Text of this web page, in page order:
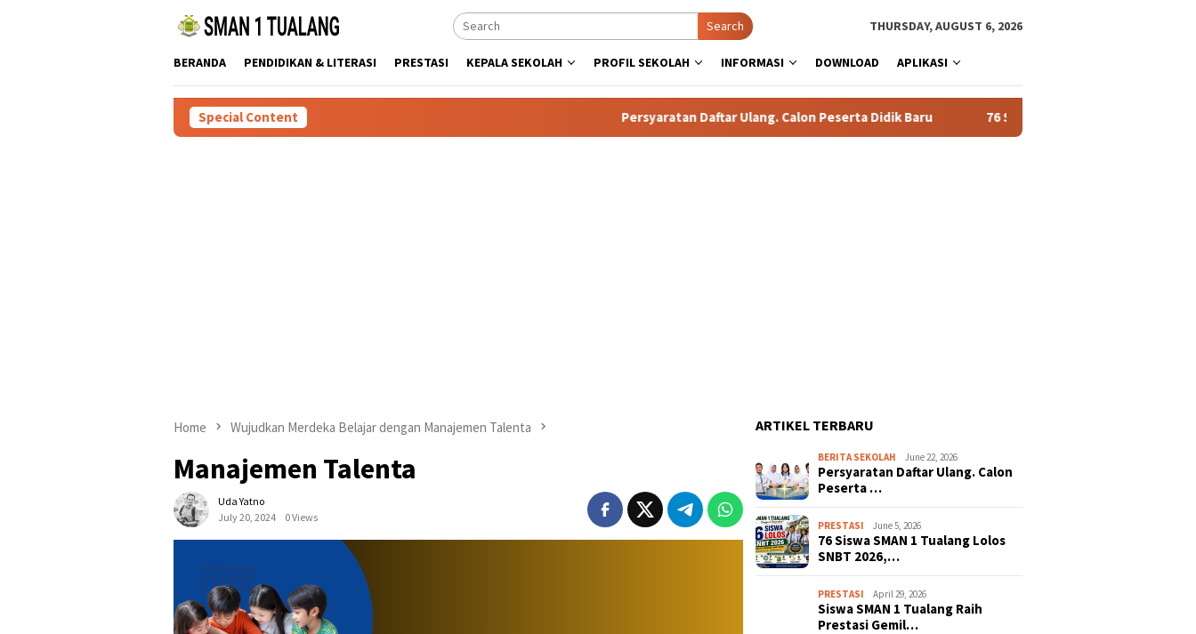
Search THURSDAY, AUGUST 6, 2026
BERANDA PENDIDIKAN & LITERASI PRESTASI KEPALA SEKOLAH PROFIL SEKOLAH INFORMASI DOWNLOAD APLIKASI
Special Content Persyaratan Daftar Ulang. Calon Peserta Didik Baru 76 Siswa SMAN 1 Tualang Lolos SNBT
Home Wujudkan Merdeka Belajar dengan Manajemen Talenta
Manajemen Talenta
Uda Yatno
July 20, 2024
0 Views
ARTIKEL TERBARU
BERITA SEKOLAH June 22, 2026
Persyaratan Daftar Ulang. Calon
Peserta …
PRESTASI June 5, 2026
76 Siswa SMAN 1 Tualang Lolos
SNBT 2026,…
PRESTASI April 29, 2026
Siswa SMAN 1 Tualang Raih
Prestasi Gemil…